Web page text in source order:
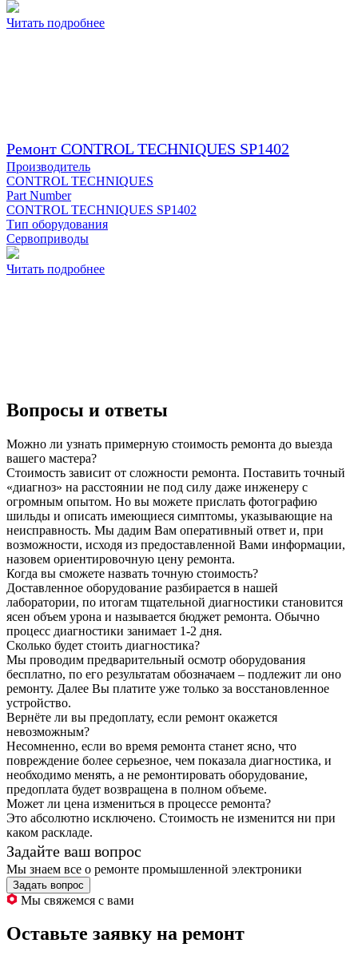
Читать подробнее
Ремонт CONTROL TECHNIQUES SP1402
Производитель
CONTROL TECHNIQUES
Part Number
CONTROL TECHNIQUES SP1402
Тип оборудования
Сервоприводы
Читать подробнее
Вопросы и ответы
Можно ли узнать примерную стоимость ремонта до выезда
вашего мастера?
Стоимость зависит от сложности ремонта. Поставить точный
«диагноз» на расстоянии не под силу даже инженеру с
огромным опытом. Но вы можете прислать фотографию
шильды и описать имеющиеся симптомы, указывающие на
неисправность. Мы дадим Вам оперативный ответ и, при
возможности, исходя из предоставленной Вами информации,
назовем ориентировочную цену ремонта.
Когда вы сможете назвать точную стоимость?
Доставленное оборудование разбирается в нашей
лаборатории, по итогам тщательной диагностики становится
ясен объем урона и называется бюджет ремонта. Обычно
процесс диагностики занимает 1-2 дня.
Сколько будет стоить диагностика?
Мы проводим предварительный осмотр оборудования
бесплатно, по его результатам обозначаем – подлежит ли оно
ремонту. Далее Вы платите уже только за восстановленное
устройство.
Вернёте ли вы предоплату, если ремонт окажется
невозможным?
Несомненно, если во время ремонта станет ясно, что
повреждение более серьезное, чем показала диагностика, и
необходимо менять, а не ремонтировать оборудование,
предоплата будет возвращена в полном объеме.
Может ли цена измениться в процессе ремонта?
Это абсолютно исключено. Стоимость не изменится ни при
каком раскладе.
Задайте ваш вопрос
Мы знаем все о ремонте промышленной электроники
Задать вопрос
Мы свяжемся с вами
Оставьте заявку на ремонт